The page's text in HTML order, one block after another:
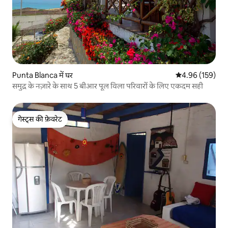
Punta Blanca में घर औसत रेटिंग 5 में से
4.96 (159)
समुद्र के नज़ारे के साथ 5 बीआर पूल विला परिवारों के लिए एकदम सही
गेस्ट्स की फ़ेवरेट
गेस्ट्स की फ़ेवरेट